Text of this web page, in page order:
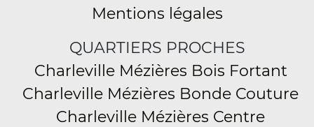
Mentions légales
QUARTIERS PROCHES
Charleville Mézières Bois Fortant
Charleville Mézières Bonde Couture
Charleville Mézières Centre